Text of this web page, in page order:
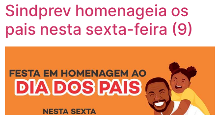
Sindprev homenageia os
pais nesta sexta-feira (9)